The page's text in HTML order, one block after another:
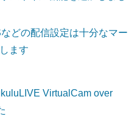
どの配信設定は十分なマー
ます
VirtualCam over